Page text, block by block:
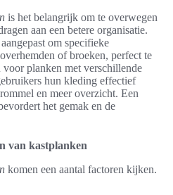
is het belangrijk om te overwegen
aan een betere organisatie.
om specifieke
of broeken, perfect te
planken met verschillende
hun kleding effectief
en meer overzicht. Een
het gemak en de
van kastplanken
komen een aantal factoren kijken.